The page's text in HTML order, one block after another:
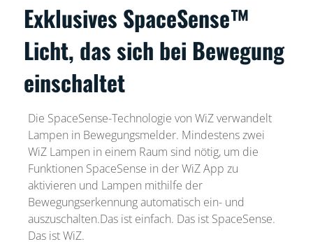
Exklusives SpaceSense™
Licht, das sich bei Bewegung
einschaltet
Die SpaceSense-Technologie von WiZ verwandelt
Lampen in Bewegungsmelder. Mindestens zwei
WiZ Lampen in einem Raum sind nötig, um die
Funktionen SpaceSense in der WiZ App zu
aktivieren und Lampen mithilfe der
Bewegungserkennung automatisch ein- und
auszuschalten.Das ist einfach. Das ist SpaceSense.
Das ist WiZ.